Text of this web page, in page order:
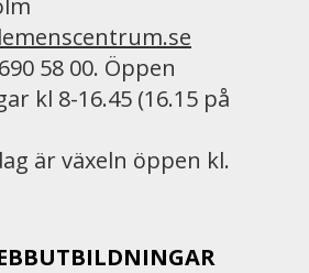
58 00. Öppen
kl 8-16.45 (16.15 på
är växeln öppen kl.